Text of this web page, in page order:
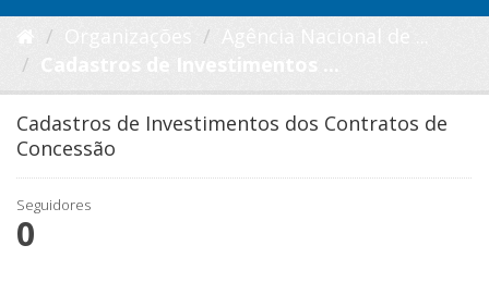
Cadastros de Investimentos dos Contratos de
Concessão
Seguidores
0